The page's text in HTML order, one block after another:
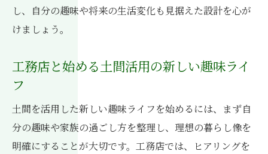
し、自分の趣味や将来の生活変化も見据えた設計を心が
けましょう。
工務店と始める土間活用の新しい趣味ライ
フ
土間を活用した新しい趣味ライフを始めるには、まず自
分の趣味や家族の過ごし方を整理し、理想の暮らし像を
明確にすることが大切です。工務店では、ヒアリングを